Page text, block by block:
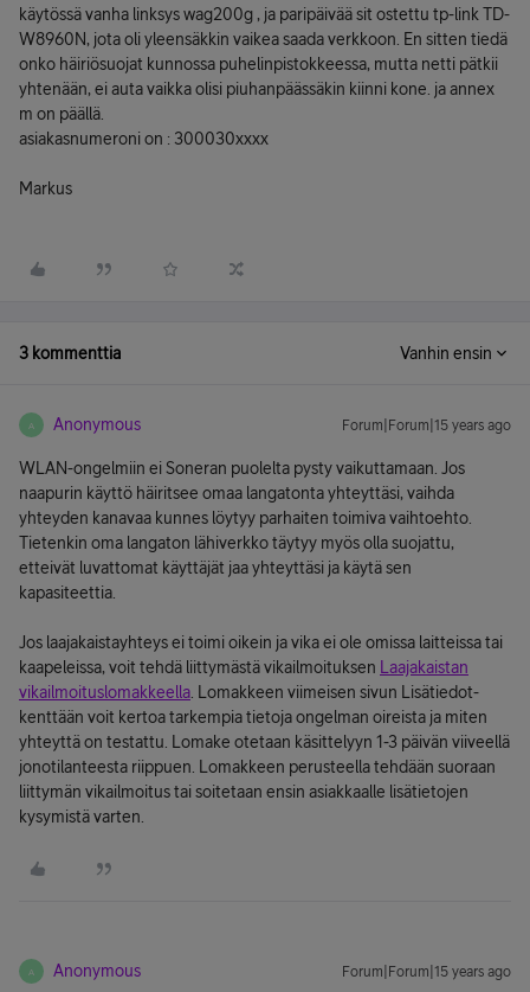
käytössä vanha linksys wag200g , ja paripäivää sit ostettu tp-link TD-
W8960N, jota oli yleensäkkin vaikea saada verkkoon. En sitten tiedä
onko häiriösuojat kunnossa puhelinpistokkeessa, mutta netti pätkii
yhtenään, ei auta vaikka olisi piuhanpäässäkin kiinni kone. ja annex
m on päällä.
asiakasnumeroni on : 300030xxxx
Markus
3 kommenttia Vanhin ensin
A Anonymous Forum|Forum|15 years ago
WLAN-ongelmiin ei Soneran puolelta pysty vaikuttamaan. Jos
naapurin käyttö häiritsee omaa langatonta yhteyttäsi, vaihda
yhteyden kanavaa kunnes löytyy parhaiten toimiva vaihtoehto.
Tietenkin oma langaton lähiverkko täytyy myös olla suojattu,
etteivät luvattomat käyttäjät jaa yhteyttäsi ja käytä sen
kapasiteettia.
Jos laajakaistayhteys ei toimi oikein ja vika ei ole omissa laitteissa tai
kaapeleissa, voit tehdä liittymästä vikailmoituksen
Laajakaistan
vikailmoituslomakkeella . Lomakkeen viimeisen sivun Lisätiedot-
kenttään voit kertoa tarkempia tietoja ongelman oireista ja miten
yhteyttä on testattu. Lomake otetaan käsittelyyn 1-3 päivän viiveellä
jonotilanteesta riippuen. Lomakkeen perusteella tehdään suoraan
liittymän vikailmoitus tai soitetaan ensin asiakkaalle lisätietojen
kysymistä varten.
A Anonymous Forum|Forum|15 years ago